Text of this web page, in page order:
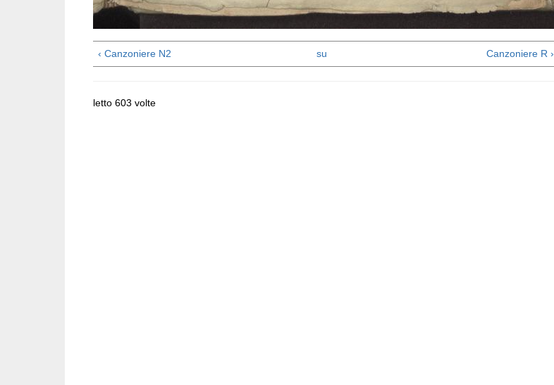
‹ Canzoniere N2 su Canzoniere R ›
letto 603 volte